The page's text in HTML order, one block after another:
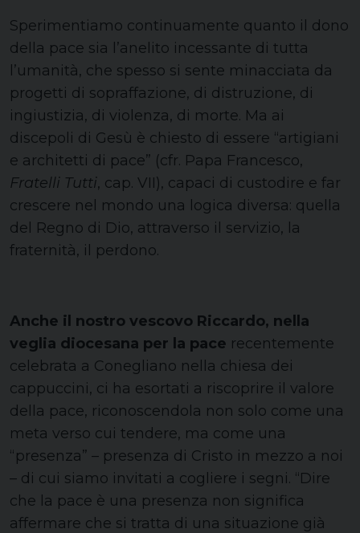
Sperimentiamo continuamente quanto il dono
della pace sia l’anelito incessante di tutta
l’umanità, che spesso si sente minacciata da
progetti di sopraffazione, di distruzione, di
ingiustizia, di violenza, di morte. Ma ai
discepoli di Gesù è chiesto di essere “artigiani
e architetti di pace” (cfr. Papa Francesco,
Fratelli Tutti, cap. VII), capaci di custodire e far
crescere nel mondo una logica diversa: quella
del Regno di Dio, attraverso il servizio, la
fraternità, il perdono.
Anche il nostro vescovo Riccardo, nella
veglia diocesana per la pace recentemente
celebrata a Conegliano nella chiesa dei
cappuccini, ci ha esortati a riscoprire il valore
della pace, riconoscendola non solo come una
meta verso cui tendere, ma come una
“presenza” – presenza di Cristo in mezzo a noi
– di cui siamo invitati a cogliere i segni. “Dire
che la pace è una presenza non significa
affermare che si tratta di una situazione già